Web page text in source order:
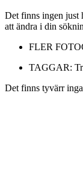
Det finns ingen just
att ändra i din
FLER
TAGGAR:
Det finns tyvärr